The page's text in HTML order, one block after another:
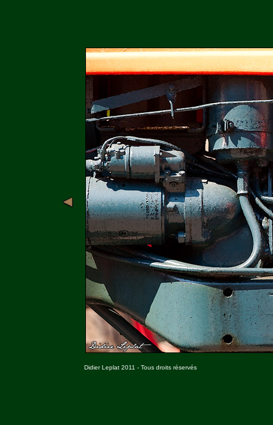
Didier Leplat 2011 - Tous droits réservés